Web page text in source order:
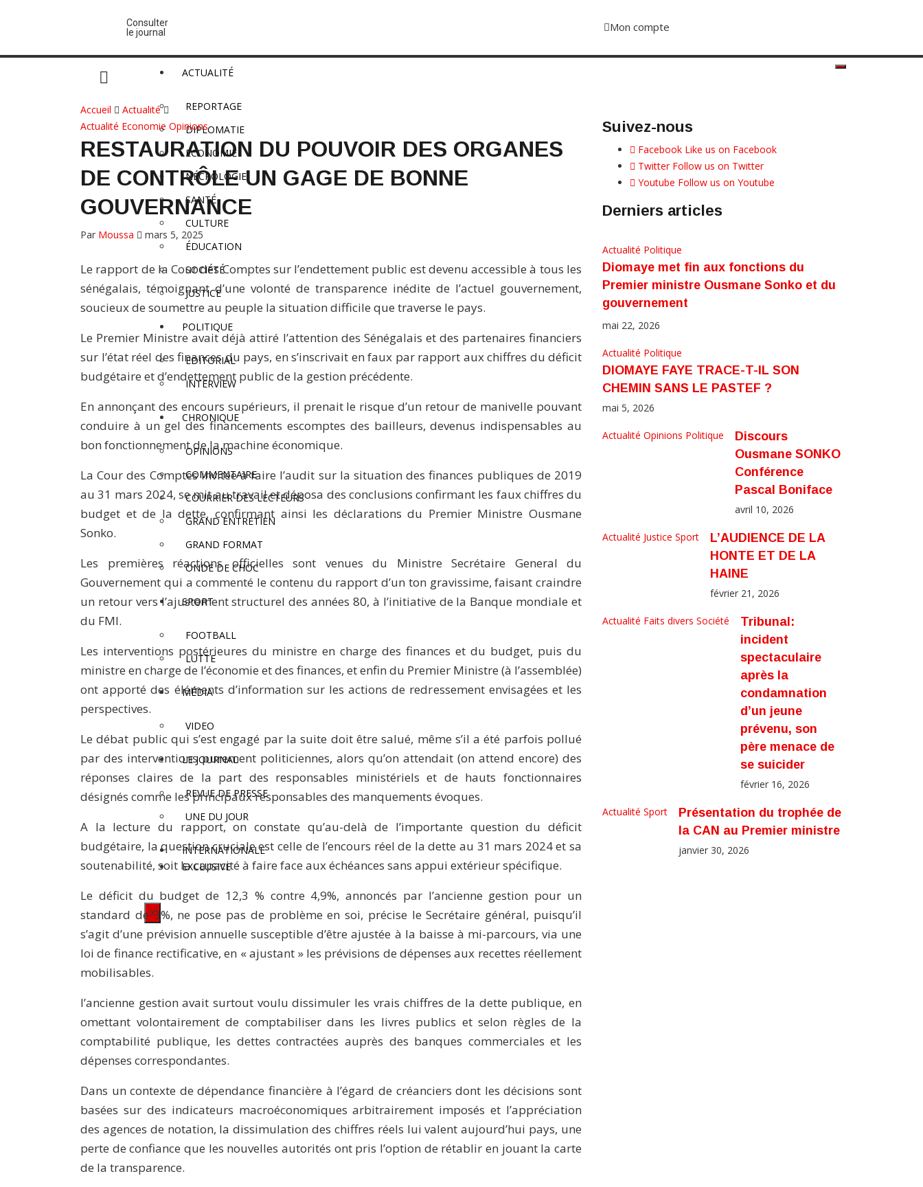
Consulter
le journal
Mon compte
ACTUALITÉ
REPORTAGE
DIPLOMATIE
ECONOMIE
NÉCROLOGIE
SANTÉ
CULTURE
ÉDUCATION
SOCIÉTÉ
JUSTICE
POLITIQUE
EDITORIAL
INTERVIEW
CHRONIQUE
OPINIONS
COMMENTAIRE
COURRIER DES LECTEURS
GRAND ENTRETIEN
GRAND FORMAT
ONDE DE CHOC
SPORT
FOOTBALL
LUTTE
MÉDIA
VIDEO
LE JOURNAL
REVUE DE PRESSE
UNE DU JOUR
INTERNATIONALE
EXCLUSIVE
X
Accueil
Actualité
Actualité Economie Opinions
RESTAURATION DU POUVOIR DES ORGANES
DE CONTRÔLE UN GAGE DE BONNE
GOUVERNANCE
Par Moussa mars 5, 2025
Le rapport de la Cour des Comptes sur l’endettement public est devenu accessible à tous les
sénégalais, témoignant d’une volonté de transparence inédite de l’actuel gouvernement,
soucieux de soumettre au peuple la situation difficile que traverse le pays.
Le Premier Ministre avait déjà attiré l’attention des Sénégalais et des partenaires financiers
sur l’état réel des finances du pays, en s’inscrivait en faux par rapport aux chiffres du déficit
budgétaire et d’endettement public de la gestion précédente.
En annonçant des encours supérieurs, il prenait le risque d’un retour de manivelle pouvant
conduire à un gel des financements escomptes des bailleurs, devenus indispensables au
bon fonctionnement de la machine économique.
La Cour des Comptes invitée à faire l’audit sur la situation des finances publiques de 2019
au 31 mars 2024, se mit au travail et déposa des conclusions confirmant les faux chiffres du
budget et de la dette, confirmant ainsi les déclarations du Premier Ministre Ousmane
Sonko.
Les premières réactions officielles sont venues du Ministre Secrétaire General du
Gouvernement qui a commenté le contenu du rapport d’un ton gravissime, faisant craindre
un retour vers l’ajustement structurel des années 80, à l’initiative de la Banque mondiale et
du FMI.
Les interventions postérieures du ministre en charge des finances et du budget, puis du
ministre en charge de l’économie et des finances, et enfin du Premier Ministre (à l’assemblée)
ont apporté des éléments d’information sur les actions de redressement envisagées et les
perspectives.
Le débat public qui s’est engagé par la suite doit être salué, même s’il a été parfois pollué
par des interventions purement politiciennes, alors qu’on attendait (on attend encore) des
réponses claires de la part des responsables ministériels et de hauts fonctionnaires
désignés comme les principaux responsables des manquements évoques.
A la lecture du rapport, on constate qu’au-delà de l’importante question du déficit
budgétaire, la question cruciale est celle de l’encours réel de la dette au 31 mars 2024 et sa
soutenabilité, soit la capacité à faire face aux échéances sans appui extérieur spécifique.
Le déficit du budget de 12,3 % contre 4,9%, annoncés par l’ancienne gestion pour un
standard de 3%, ne pose pas de problème en soi, précise le Secrétaire général, puisqu’il
s’agit d’une prévision annuelle susceptible d’être ajustée à la baisse à mi-parcours, via une
loi de finance rectificative, en « ajustant » les prévisions de dépenses aux recettes réellement
mobilisables.
l’ancienne gestion avait surtout voulu dissimuler les vrais chiffres de la dette publique, en
omettant volontairement de comptabiliser dans les livres publics et selon règles de la
comptabilité publique, les dettes contractées auprès des banques commerciales et les
dépenses correspondantes.
Dans un contexte de dépendance financière à l’égard de créanciers dont les décisions sont
basées sur des indicateurs macroéconomiques arbitrairement imposés et l’appréciation
des agences de notation, la dissimulation des chiffres réels lui valent aujourd’hui pays, une
perte de confiance que les nouvelles autorités ont pris l’option de rétablir en jouant la carte
de la transparence.
Suivez-nous
Facebook Like us on Facebook
Twitter Follow us on Twitter
Youtube Follow us on Youtube
Derniers articles
Actualité Politique
Diomaye met fin aux fonctions du
Premier ministre Ousmane Sonko et du
gouvernement
mai 22, 2026
Actualité Politique
DIOMAYE FAYE TRACE-T-IL SON
CHEMIN SANS LE PASTEF ?
mai 5, 2026
Actualité Opinions Politique
Discours
Ousmane SONKO
Conférence
Pascal Boniface
avril 10, 2026
Actualité Justice Sport
L’AUDIENCE DE LA
HONTE ET DE LA
HAINE
février 21, 2026
Actualité Faits divers Société
Tribunal:
incident
spectaculaire
après la
condamnation
d’un jeune
prévenu, son
père menace de
se suicider
février 16, 2026
Actualité Sport
Présentation du trophée de
la CAN au Premier ministre
janvier 30, 2026